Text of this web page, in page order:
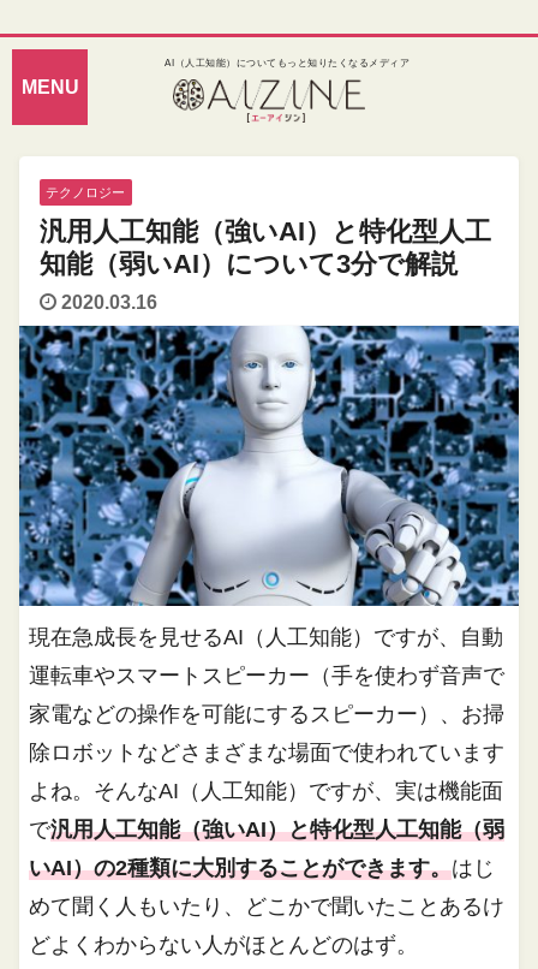
AI（人工知能）についてもっと知りたくなるメディア
テクノロジー
汎用人工知能（強いAI）と特化型人工
知能（弱いAI）について3分で解説
2020.03.16
現在急成長を見せるAI（人工知能）ですが、自動
運転車やスマートスピーカー（手を使わず音声で
家電などの操作を可能にするスピーカー）、お掃
除ロボットなどさまざまな場面で使われています
よね。そんなAI（人工知能）ですが、実は機能面
で汎用人工知能（強いAI）と特化型人工知能（弱
いAI）の2種類に大別することができます。はじ
めて聞く人もいたり、どこかで聞いたことあるけ
どよくわからない人がほとんどのはず。